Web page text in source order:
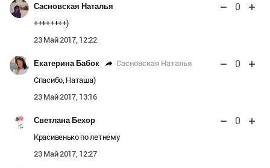
Сасновская Наталья 0
++++++++)
23 Май 2017, 12:22
Екатерина Бабок Сасновская Наталья 0
Спасибо, Наташа)
23 Май 2017, 13:16
Светлана Бехор 0
Красивенько по летнему
23 Май 2017, 12:27